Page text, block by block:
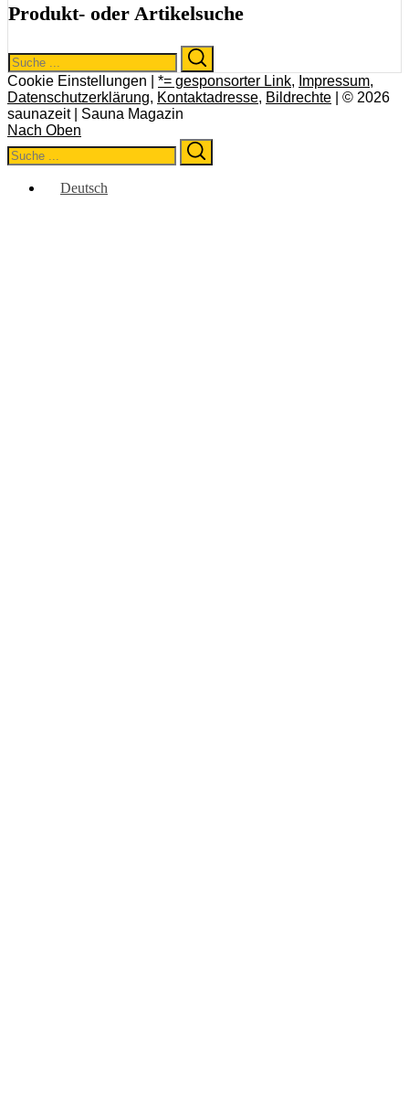
Produkt- oder Artikelsuche
Search
for:
Cookie Einstellungen | *= gesponsorter Link, Impressum,
Datenschutzerklärung, Kontaktadresse, Bildrechte | © 2026
saunazeit | Sauna Magazin
Nach Oben
Search
for:
Deutsch